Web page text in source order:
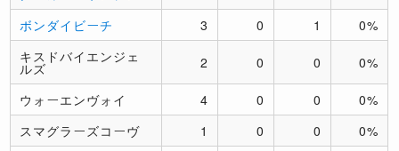
ボンダイビーチ
3 0 1
0%
キスドバイエンジェ
ルズ 2 0 0 0%
ウォーエンヴォイ 4 0 0
0%
スマグラーズコーヴ
1 0 0
0%